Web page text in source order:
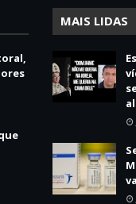
MAIS LIDAS